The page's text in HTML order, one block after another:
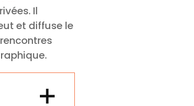
Il
et diffuse le